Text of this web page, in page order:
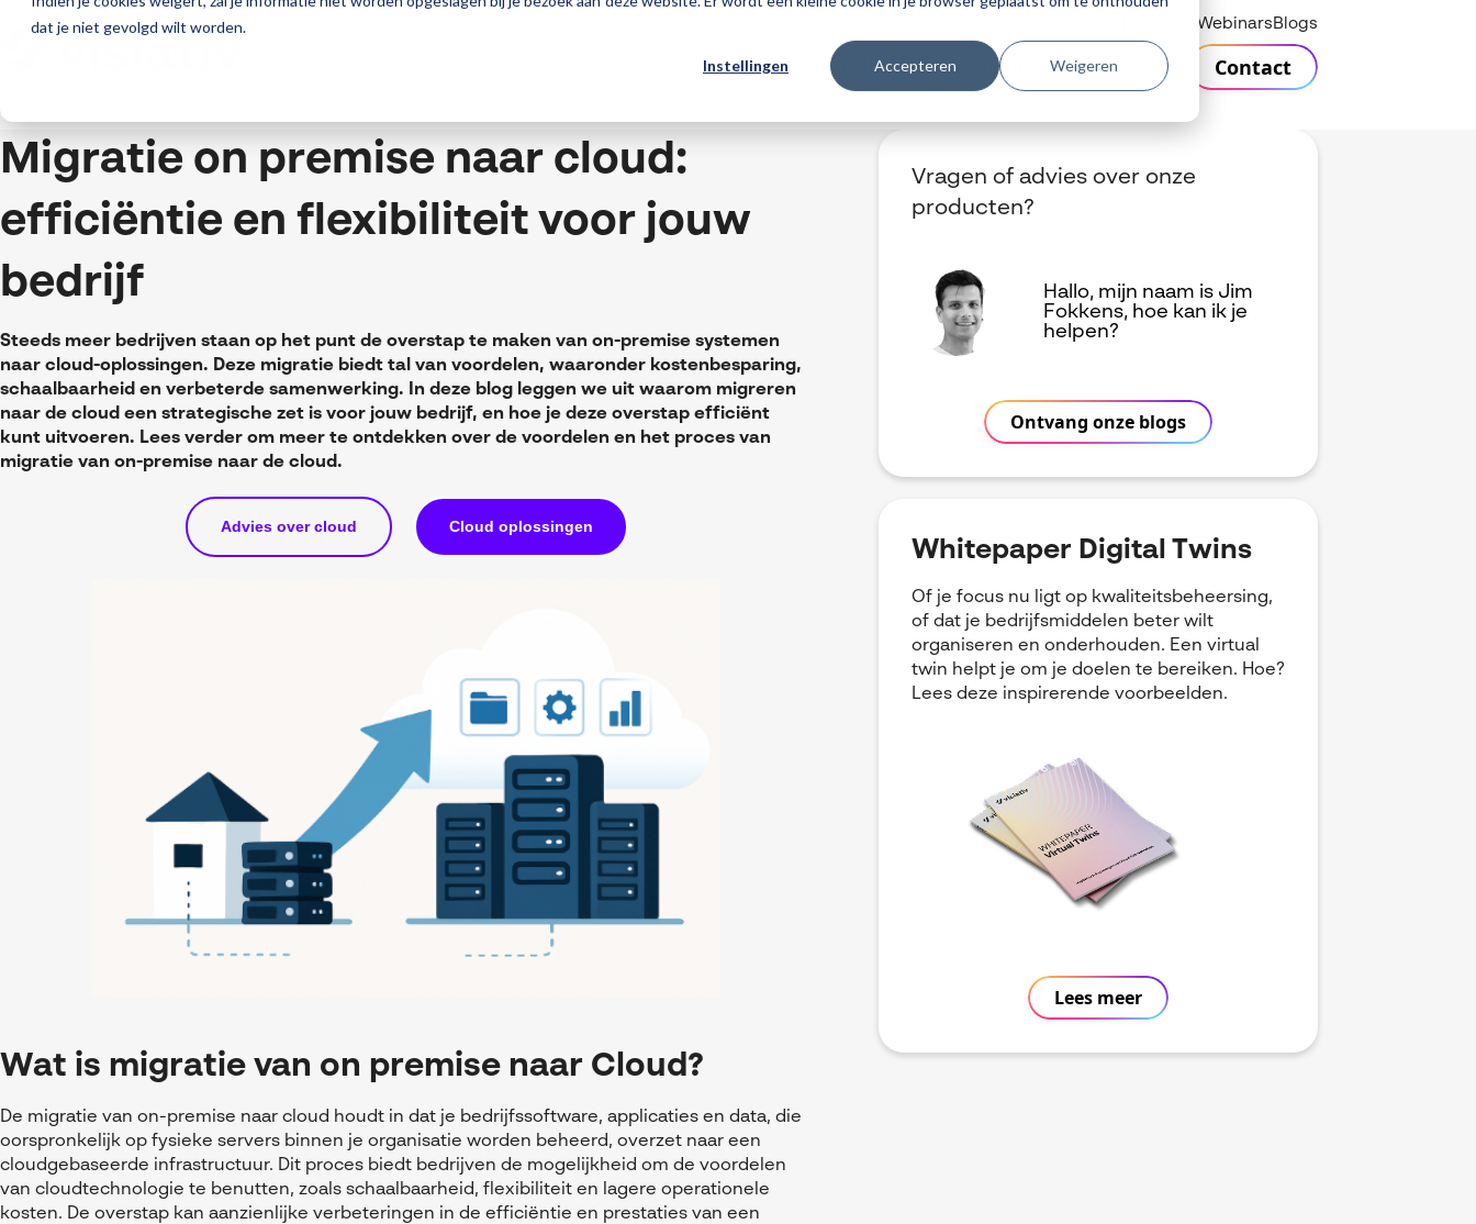
dat je niet gevolgd wilt worden.
Instellingen Accepteren Weigeren
Webinars Blogs
Producten3DEXPERIENCETrainingen SupportOver Visiativ Contact
Migratie on premise naar cloud:
efficiëntie en flexibiliteit voor jouw
bedrijf
Steeds meer bedrijven staan op het punt de overstap te maken van on-premise systemen
naar cloud-oplossingen. Deze migratie biedt tal van voordelen, waaronder kostenbesparing,
schaalbaarheid en verbeterde samenwerking. In deze blog leggen we uit waarom migreren
naar de cloud een strategische zet is voor jouw bedrijf, en hoe je deze overstap efficiënt
kunt uitvoeren. Lees verder om meer te ontdekken over de voordelen en het proces van
migratie van on-premise naar de cloud.
Advies over cloud Cloud oplossingen
Wat is migratie van on premise naar Cloud?
De migratie van on-premise naar cloud houdt in dat je bedrijfssoftware, applicaties en data, die
oorspronkelijk op fysieke servers binnen je organisatie worden beheerd, overzet naar een
cloudgebaseerde infrastructuur. Dit proces biedt bedrijven de mogelijkheid om de voordelen
van cloudtechnologie te benutten, zoals schaalbaarheid, flexibiliteit en lagere operationele
kosten. De overstap kan aanzienlijke verbeteringen in de efficiëntie en prestaties van een
Vragen of advies over onze
producten?
Hallo, mijn naam is Jim
Fokkens, hoe kan ik je
helpen?
Ontvang onze blogs
Whitepaper Digital Twins
Of je focus nu ligt op kwaliteitsbeheersing,
of dat je bedrijfsmiddelen beter wilt
organiseren en onderhouden. Een virtual
twin helpt je om je doelen te bereiken. Hoe?
Lees deze inspirerende voorbeelden.
Lees meer